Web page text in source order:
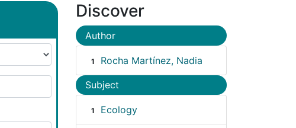
Discover
Author
1 Rocha Martínez, Nadia
Subject
1 Ecology